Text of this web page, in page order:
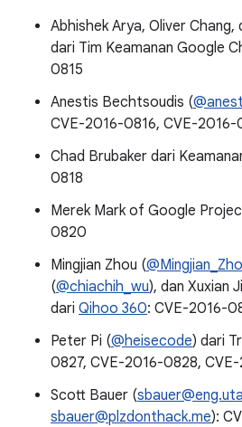
Abhishek Arya, Oliver
dari Tim Keamanan Google
0815
Anestis Bechtsoudis (
CVE-2016-0816, CVE-2016-
Chad Brubaker dari
0818
Merek Mark of Google
0820
Mingjian Zhou (
(@chiachih_wu), dan Xuxian
dari Qihoo 360: CVE-2016-
Peter Pi (@heisecode) dari
0827, CVE-2016-0828,
Scott Bauer (
sbauer@plzdonthack.me):